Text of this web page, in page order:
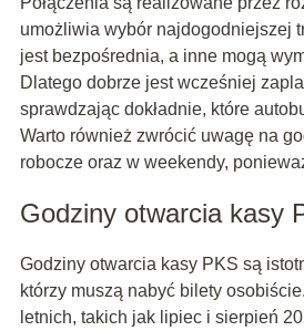
umożliwia wybór najdogodniejszej
jest bezpośrednia, a inne mogą
Dlatego dobrze jest wcześniej
sprawdzając dokładnie, które
Warto również zwrócić uwagę na
robocze oraz w weekendy,
Godziny otwarcia kasy
Godziny otwarcia kasy PKS są
którzy muszą nabyć bilety
letnich, takich jak lipiec i sierpień